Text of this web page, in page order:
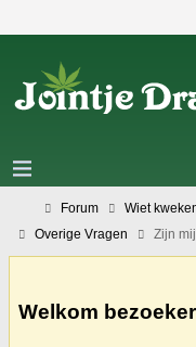
Forum Wiet
Overige Vragen
Zijn
Welkom bezoeker